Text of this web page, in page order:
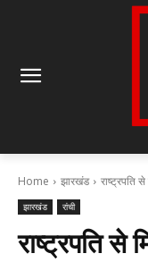
Home झारखंड राष्ट्रपति
झारखंड रांची
राष्ट्रपति से